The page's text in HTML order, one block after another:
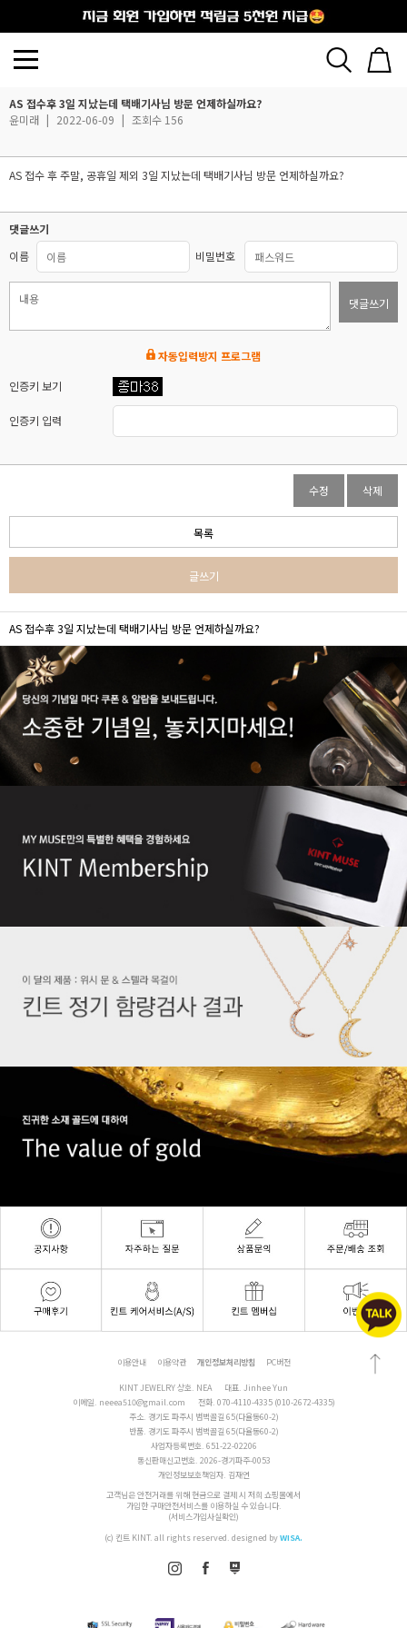
출석체크
AS 접수후 3일 지났는데 택배기사님 방문 언제하실까요?
윤미래 | 2022-06-09 | 조회수 156
AS 접수 후 주말, 공휴일 제외 3일 지났는데 택배기사님 방문 언제하실까요?
댓글쓰기
이름
비밀번호
댓글쓰기
자동입력방지 프로그램
인증키 보기
인증키 입력
수정 삭제
목록
글쓰기
AS 접수후 3일 지났는데 택배기사님 방문 언제하실까요?
이용안내 이용약관 개인정보처리방침 PC버전
KINT JEWELRY 상호. NEA
대표. Jinhee Yun
이메일. neeea510@gmail.com 전화. 070-4110-4335 (010-2672-4335)
주소. 경기도 파주시 범벅골길 65(다율동60-2)
반품. 경기도 파주시 범벅골길 65(다율동60-2)
사업자등록번호. 651-22-02206
통신판매신고번호. 2026-경기파주-0053
개인정보보호책임자. 김재연
고객님은 안전거래를 위해 현금으로 결제 시 저희 쇼핑몰에서
가입한 구매안전서비스를 이용하실 수 있습니다.
(서비스가입사실확인)
(c) 킨트 KINT. all rights reserved. designed byWISA.